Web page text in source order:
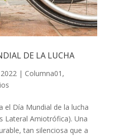
DE LA LUCHA
| Columna01 ,
el Día Mundial de la lucha
Lateral Amiotrófica). Una
tan silenciosa que a